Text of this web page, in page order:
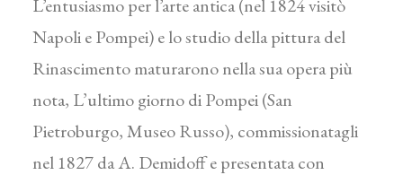
L’entusiasmo per l’arte antica (nel 1824 visitò
Napoli e Pompei) e lo studio della pittura del
Rinascimento maturarono nella sua opera più
nota, L’ultimo giorno di Pompei (San
Pietroburgo, Museo Russo), commissionatagli
nel 1827 da A. Demidoff e presentata con